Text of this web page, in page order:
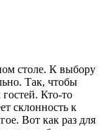
столе. К выбору
Так, чтобы
Кто-то
склонность к
Вот как раз для